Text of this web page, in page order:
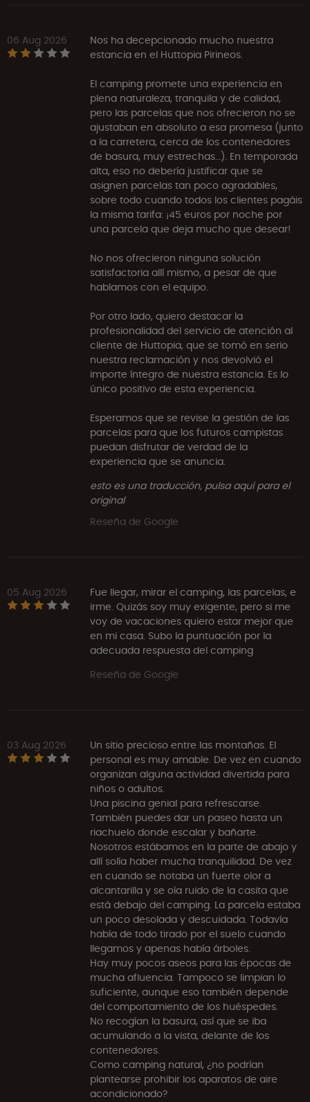
06 Aug 2026
Nos ha decepcionado mucho nuestra
estancia en el Huttopia Pirineos.
El camping promete una experiencia en
plena naturaleza, tranquila y de calidad,
pero las parcelas que nos ofrecieron no se
ajustaban en absoluto a esa promesa (junto
a la carretera, cerca de los contenedores
de basura, muy estrechas…). En temporada
alta, eso no debería justificar que se
asignen parcelas tan poco agradables,
sobre todo cuando todos los clientes pagáis
la misma tarifa: ¡45 euros por noche por
una parcela que deja mucho que desear!
No nos ofrecieron ninguna solución
satisfactoria allí mismo, a pesar de que
hablamos con el equipo.
Por otro lado, quiero destacar la
profesionalidad del servicio de atención al
cliente de Huttopia, que se tomó en serio
nuestra reclamación y nos devolvió el
importe íntegro de nuestra estancia. Es lo
único positivo de esta experiencia.
Esperamos que se revise la gestión de las
parcelas para que los futuros campistas
puedan disfrutar de verdad de la
experiencia que se anuncia.
esto es una traducción, pulsa aquí para el
original
Reseña de Google
05 Aug 2026
Fue llegar, mirar el camping, las parcelas, e
irme. Quizás soy muy exigente, pero si me
voy de vacaciones quiero estar mejor que
en mi casa. Subo la puntuación por la
adecuada respuesta del camping
Reseña de Google
03 Aug 2026
Un sitio precioso entre las montañas. El
personal es muy amable. De vez en cuando
organizan alguna actividad divertida para
niños o adultos.
Una piscina genial para refrescarse.
También puedes dar un paseo hasta un
riachuelo donde escalar y bañarte.
Nosotros estábamos en la parte de abajo y
allí solía haber mucha tranquilidad. De vez
en cuando se notaba un fuerte olor a
alcantarilla y se oía ruido de la casita que
está debajo del camping. La parcela estaba
un poco desolada y descuidada. Todavía
había de todo tirado por el suelo cuando
llegamos y apenas había árboles.
Hay muy pocos aseos para las épocas de
mucha afluencia. Tampoco se limpian lo
suficiente, aunque eso también depende
del comportamiento de los huéspedes.
No recogían la basura, así que se iba
acumulando a la vista, delante de los
contenedores.
Como camping natural, ¿no podrían
plantearse prohibir los aparatos de aire
acondicionado?